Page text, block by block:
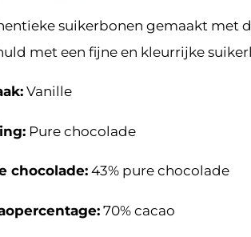
suikerbonen gemaakt met
met een fijne en kleurrijke
Vanille
Pure chocolade
chocolade:43% pure chocolade
70% cacao